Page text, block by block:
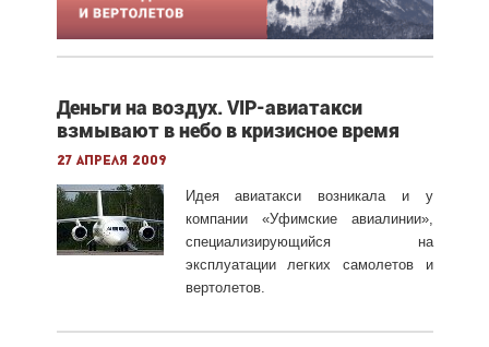
Деньги на воздух. VIP-авиатакси
взмывают в небо в кризисное время
27 апреля 2009
Идея авиатакси возникала и у
компании «Уфимские авиалинии»,
специализирующийся на
эксплуатации легких самолетов и
вертолетов.